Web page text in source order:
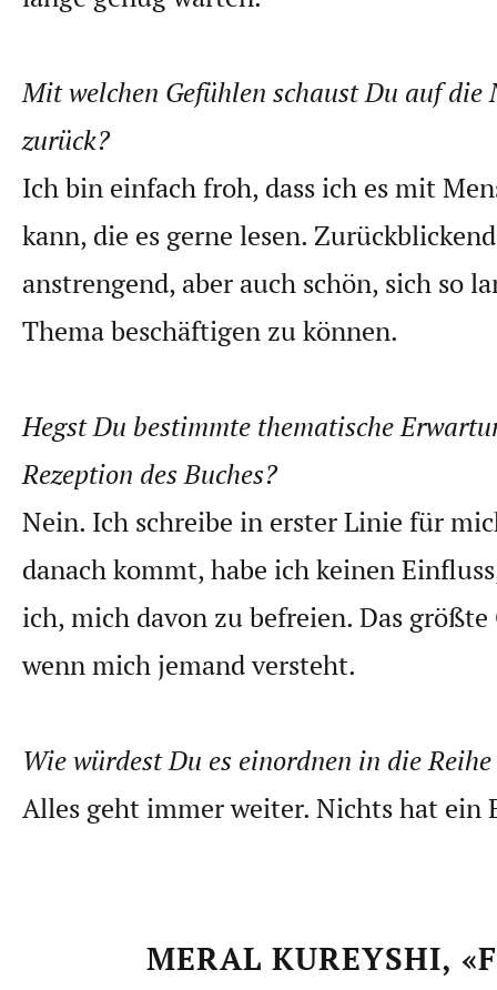
Mit welchen Gefühlen schaust Du auf die
zurück?
Ich bin einfach froh, dass ich es mit
kann, die es gerne lesen.
anstrengend, aber auch schön, sich so
Thema beschäftigen zu können.
Hegst Du bestimmte thematische
Rezeption des Buches?
Nein. Ich schreibe in erster Linie für
danach kommt, habe ich keinen
ich, mich davon zu befreien. Das größte
wenn mich jemand versteht.
Wie würdest Du es einordnen in die
Alles geht immer weiter. Nichts hat ein
MERAL KUREYSHI,